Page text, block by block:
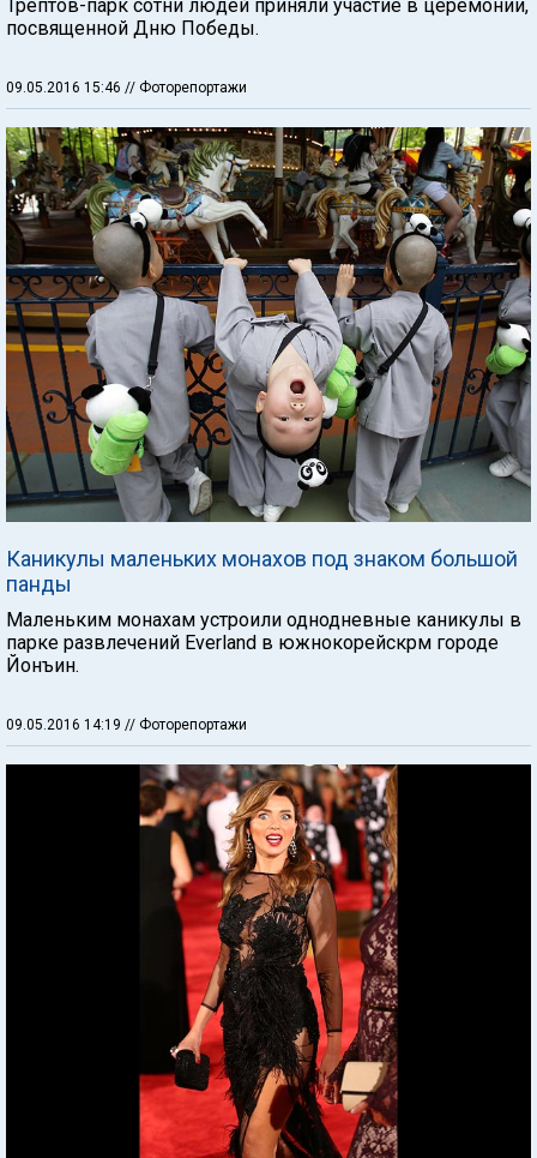
Трептов-парк сотни людей приняли участие в церемонии,
посвященной Дню Победы.
09.05.2016 15:46 // Фоторепортажи
Каникулы маленьких монахов под знаком большой
панды
Маленьким монахам устроили однодневные каникулы в
парке развлечений Everland в южнокорейскрм городе
Йонъин.
09.05.2016 14:19 // Фоторепортажи